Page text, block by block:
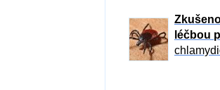
léčbou